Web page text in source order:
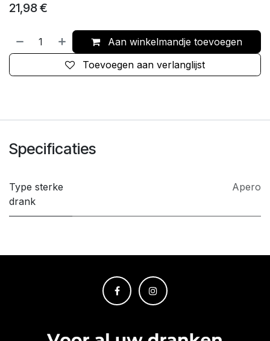
21,98€
Aan winkelmandje toevoegen
Toevoegen aan verlanglijst
Specificaties
Type sterke
drank
Apero